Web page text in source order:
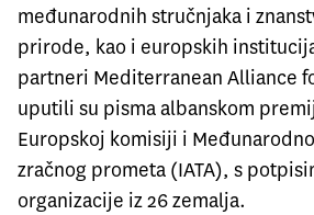
međunarodnih stručnjaka i
prirode, kao i europskih
partneri Mediterranean Alliance
uputili su pisma albanskom
Europskoj komisiji i
zračnog prometa (IATA), s
organizacije iz 26 zemalja.